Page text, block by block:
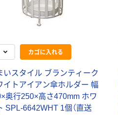
カゴに入れる
いスタイル ブランティーク
イトアイアン傘ホルダー 幅
奥行250×高さ470mm ホワ
SPL-6642WHT 1個（直送